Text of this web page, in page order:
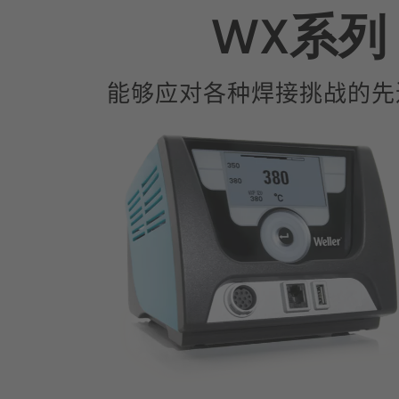
WX系列
能够应对各种焊接挑战的